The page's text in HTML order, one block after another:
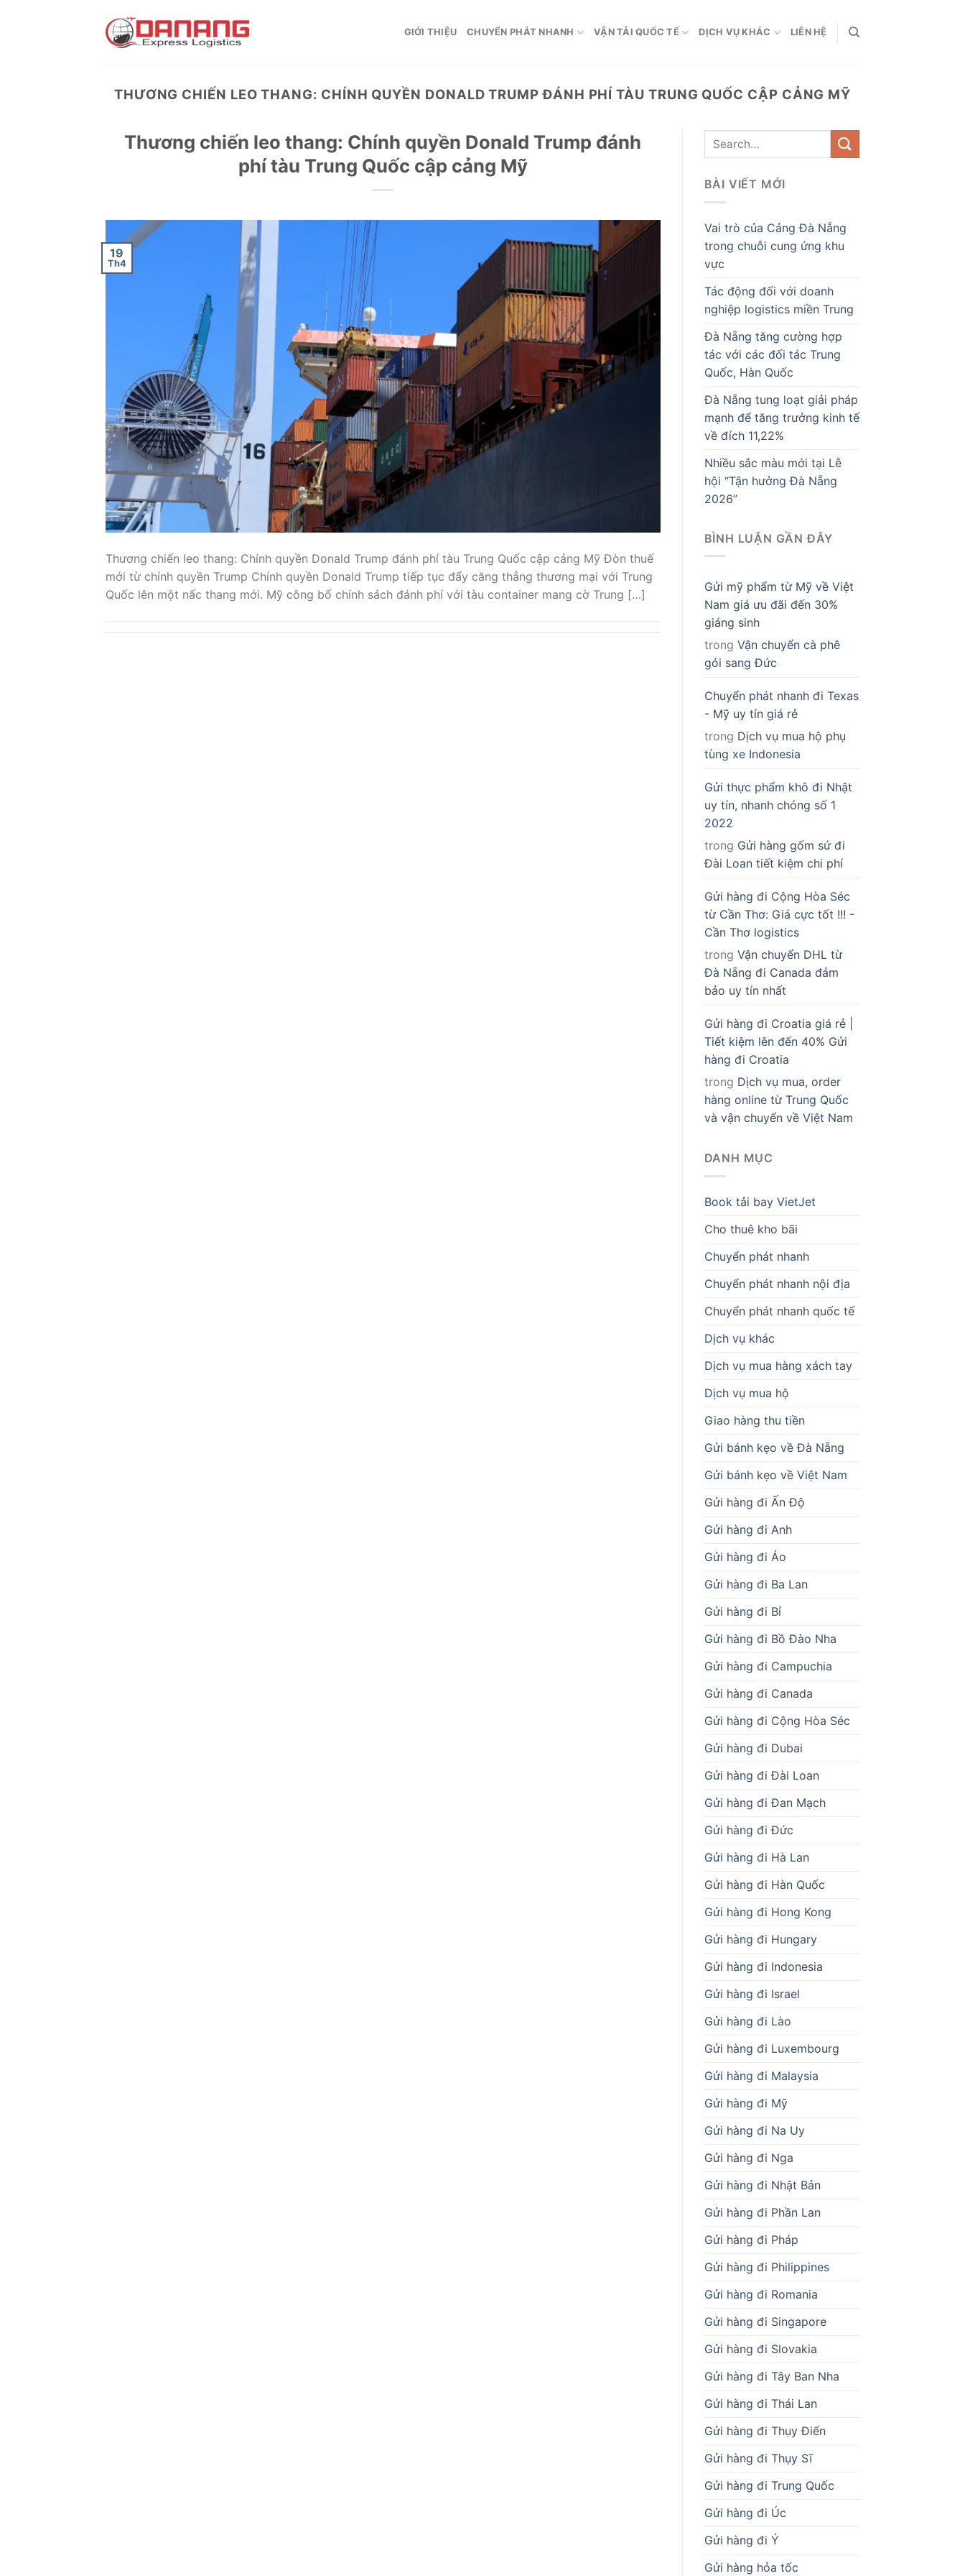
GIỚI THIỆU CHUYỂN PHÁT NHANH VẬN TẢI QUỐC TẾ DỊCH VỤ KHÁC LIÊN HỆ
THƯƠNG CHIẾN LEO THANG: CHÍNH QUYỀN DONALD TRUMP ĐÁNH PHÍ TÀU TRUNG QUỐC CẬP CẢNG MỸ
Thương chiến leo thang: Chính quyền Donald Trump đánh
phí tàu Trung Quốc cập cảng Mỹ
19
Th4
Thương chiến leo thang: Chính quyền Donald Trump đánh phí tàu Trung Quốc cập cảng Mỹ Đòn thuế
mới từ chính quyền Trump Chính quyền Donald Trump tiếp tục đẩy căng thẳng thương mại với Trung
Quốc lên một nấc thang mới. Mỹ công bố chính sách đánh phí với tàu container mang cờ Trung […]
BÀI VIẾT MỚI
Vai trò của Cảng Đà Nẵng
trong chuỗi cung ứng khu
vực
Tác động đối với doanh
nghiệp logistics miền Trung
Đà Nẵng tăng cường hợp
tác với các đối tác Trung
Quốc, Hàn Quốc
Đà Nẵng tung loạt giải pháp
mạnh để tăng trưởng kinh tế
về đích 11,22%
Nhiều sắc màu mới tại Lễ
hội “Tận hưởng Đà Nẵng
2026”
BÌNH LUẬN GẦN ĐÂY
Gửi mỹ phẩm từ Mỹ về Việt
Nam giá ưu đãi đến 30%
giáng sinh
trong Vận chuyển cà phê
gói sang Đức
Chuyển phát nhanh đi Texas
- Mỹ uy tín giá rẻ
trong Dịch vụ mua hộ phụ
tùng xe Indonesia
Gửi thực phẩm khô đi Nhật
uy tín, nhanh chóng số 1
2022
trong Gửi hàng gốm sứ đi
Đài Loan tiết kiệm chi phí
Gửi hàng đi Cộng Hòa Séc
từ Cần Thơ: Giá cực tốt !!! -
Cần Thơ logistics
trong Vận chuyển DHL từ
Đà Nẵng đi Canada đảm
bảo uy tín nhất
Gửi hàng đi Croatia giá rẻ |
Tiết kiệm lên đến 40% Gửi
hàng đi Croatia
trong Dịch vụ mua, order
hàng online từ Trung Quốc
và vận chuyển về Việt Nam
DANH MỤC
Book tải bay VietJet
Cho thuê kho bãi
Chuyển phát nhanh
Chuyển phát nhanh nội địa
Chuyển phát nhanh quốc tế
Dịch vụ khác
Dịch vụ mua hàng xách tay
Dịch vụ mua hộ
Giao hàng thu tiền
Gửi bánh kẹo về Đà Nẵng
Gửi bánh kẹo về Việt Nam
Gửi hàng đi Ấn Độ
Gửi hàng đi Anh
Gửi hàng đi Áo
Gửi hàng đi Ba Lan
Gửi hàng đi Bỉ
Gửi hàng đi Bồ Đào Nha
Gửi hàng đi Campuchia
Gửi hàng đi Canada
Gửi hàng đi Cộng Hòa Séc
Gửi hàng đi Dubai
Gửi hàng đi Đài Loan
Gửi hàng đi Đan Mạch
Gửi hàng đi Đức
Gửi hàng đi Hà Lan
Gửi hàng đi Hàn Quốc
Gửi hàng đi Hong Kong
Gửi hàng đi Hungary
Gửi hàng đi Indonesia
Gửi hàng đi Israel
Gửi hàng đi Lào
Gửi hàng đi Luxembourg
Gửi hàng đi Malaysia
Gửi hàng đi Mỹ
Gửi hàng đi Na Uy
Gửi hàng đi Nga
Gửi hàng đi Nhật Bản
Gửi hàng đi Phần Lan
Gửi hàng đi Pháp
Gửi hàng đi Philippines
Gửi hàng đi Romania
Gửi hàng đi Singapore
Gửi hàng đi Slovakia
Gửi hàng đi Tây Ban Nha
Gửi hàng đi Thái Lan
Gửi hàng đi Thụy Điển
Gửi hàng đi Thụy Sĩ
Gửi hàng đi Trung Quốc
Gửi hàng đi Úc
Gửi hàng đi Ý
Gửi hàng hỏa tốc